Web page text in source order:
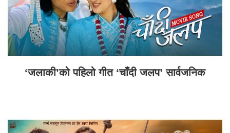
‘जलाकी’को पहिलो गीत ‘चाँदी जलप’ सार्वजनिक